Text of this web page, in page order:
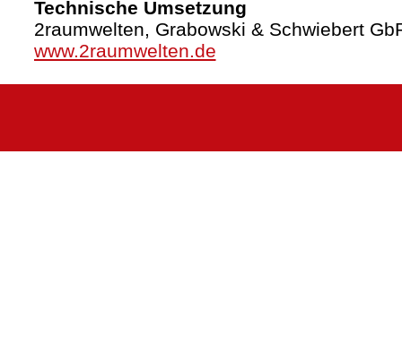
Technische Umsetzung
2raumwelten, Grabowski & Schwiebert
www.2raumwelten.de